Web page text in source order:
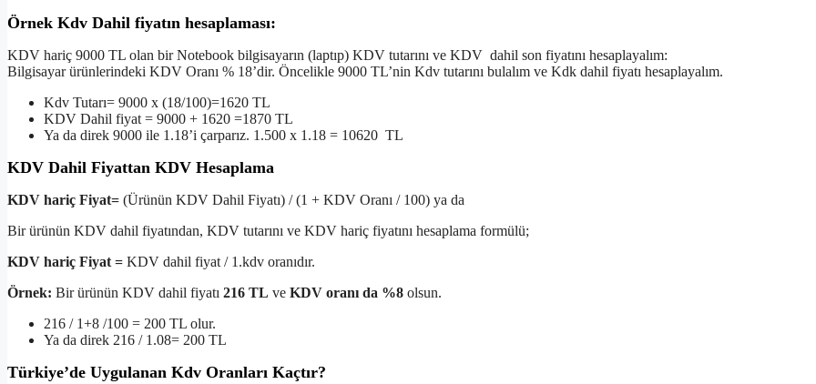
Örnek Kdv Dahil fiyatın hesaplaması:
KDV hariç 9000 TL olan bir Notebook bilgisayarın (laptıp) KDV tutarını ve KDV dahil son fiyatını hesaplayalım:
Bilgisayar ürünlerindeki KDV Oranı % 18’dir. Öncelikle 9000 TL’nin Kdv tutarını bulalım ve Kdk dahil fiyatı hesaplayalım.
Kdv Tutarı= 9000 x (18/100)=1620 TL
KDV Dahil fiyat = 9000 + 1620 =1870 TL
Ya da direk 9000 ile 1.18’i çarparız. 1.500 x 1.18 = 10620 TL
KDV Dahil Fiyattan KDV Hesaplama
KDV hariç Fiyat= (Ürünün KDV Dahil Fiyatı) / (1 + KDV Oranı / 100) ya da
Bir ürünün KDV dahil fiyatından, KDV tutarını ve KDV hariç fiyatını hesaplama formülü;
KDV hariç Fiyat = KDV dahil fiyat / 1.kdv oranıdır.
Örnek: Bir ürünün KDV dahil fiyatı 216 TL ve KDV oranı da %8 olsun.
216 / 1+8 /100 = 200 TL olur.
Ya da direk 216 / 1.08= 200 TL
Türkiye’de Uygulanan Kdv Oranları Kaçtır?